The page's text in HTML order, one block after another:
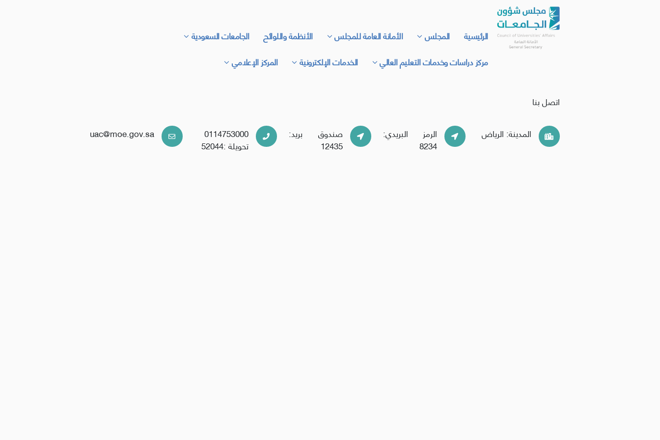
الرئيسية المجلس الأمانة العامة للمجلس الأنظمة واللوائح
الجامعات السعودية
مركز دراسات وخدمات التعليم العالي
الخدمات الإلكترونية المركز الإعلامي
اتصل بنا
المدينة: الرياض الرمز البريدي:
8234
صندوق بريد:
12435
0114753000
تحويلة :52044
uac@moe.gov.sa